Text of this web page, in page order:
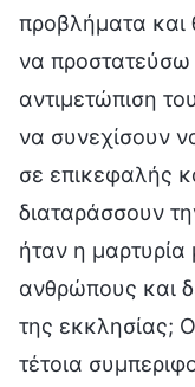
προβλήματα και
να
αντιμετώπιση
να συνεχίσουν
σε επικεφαλής
διαταράσσουν
ήταν η
ανθρώπους και
της εκκλησίας;
τέτοια